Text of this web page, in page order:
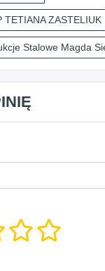
TETIANA ZASTELIUK
Stalowe Magda